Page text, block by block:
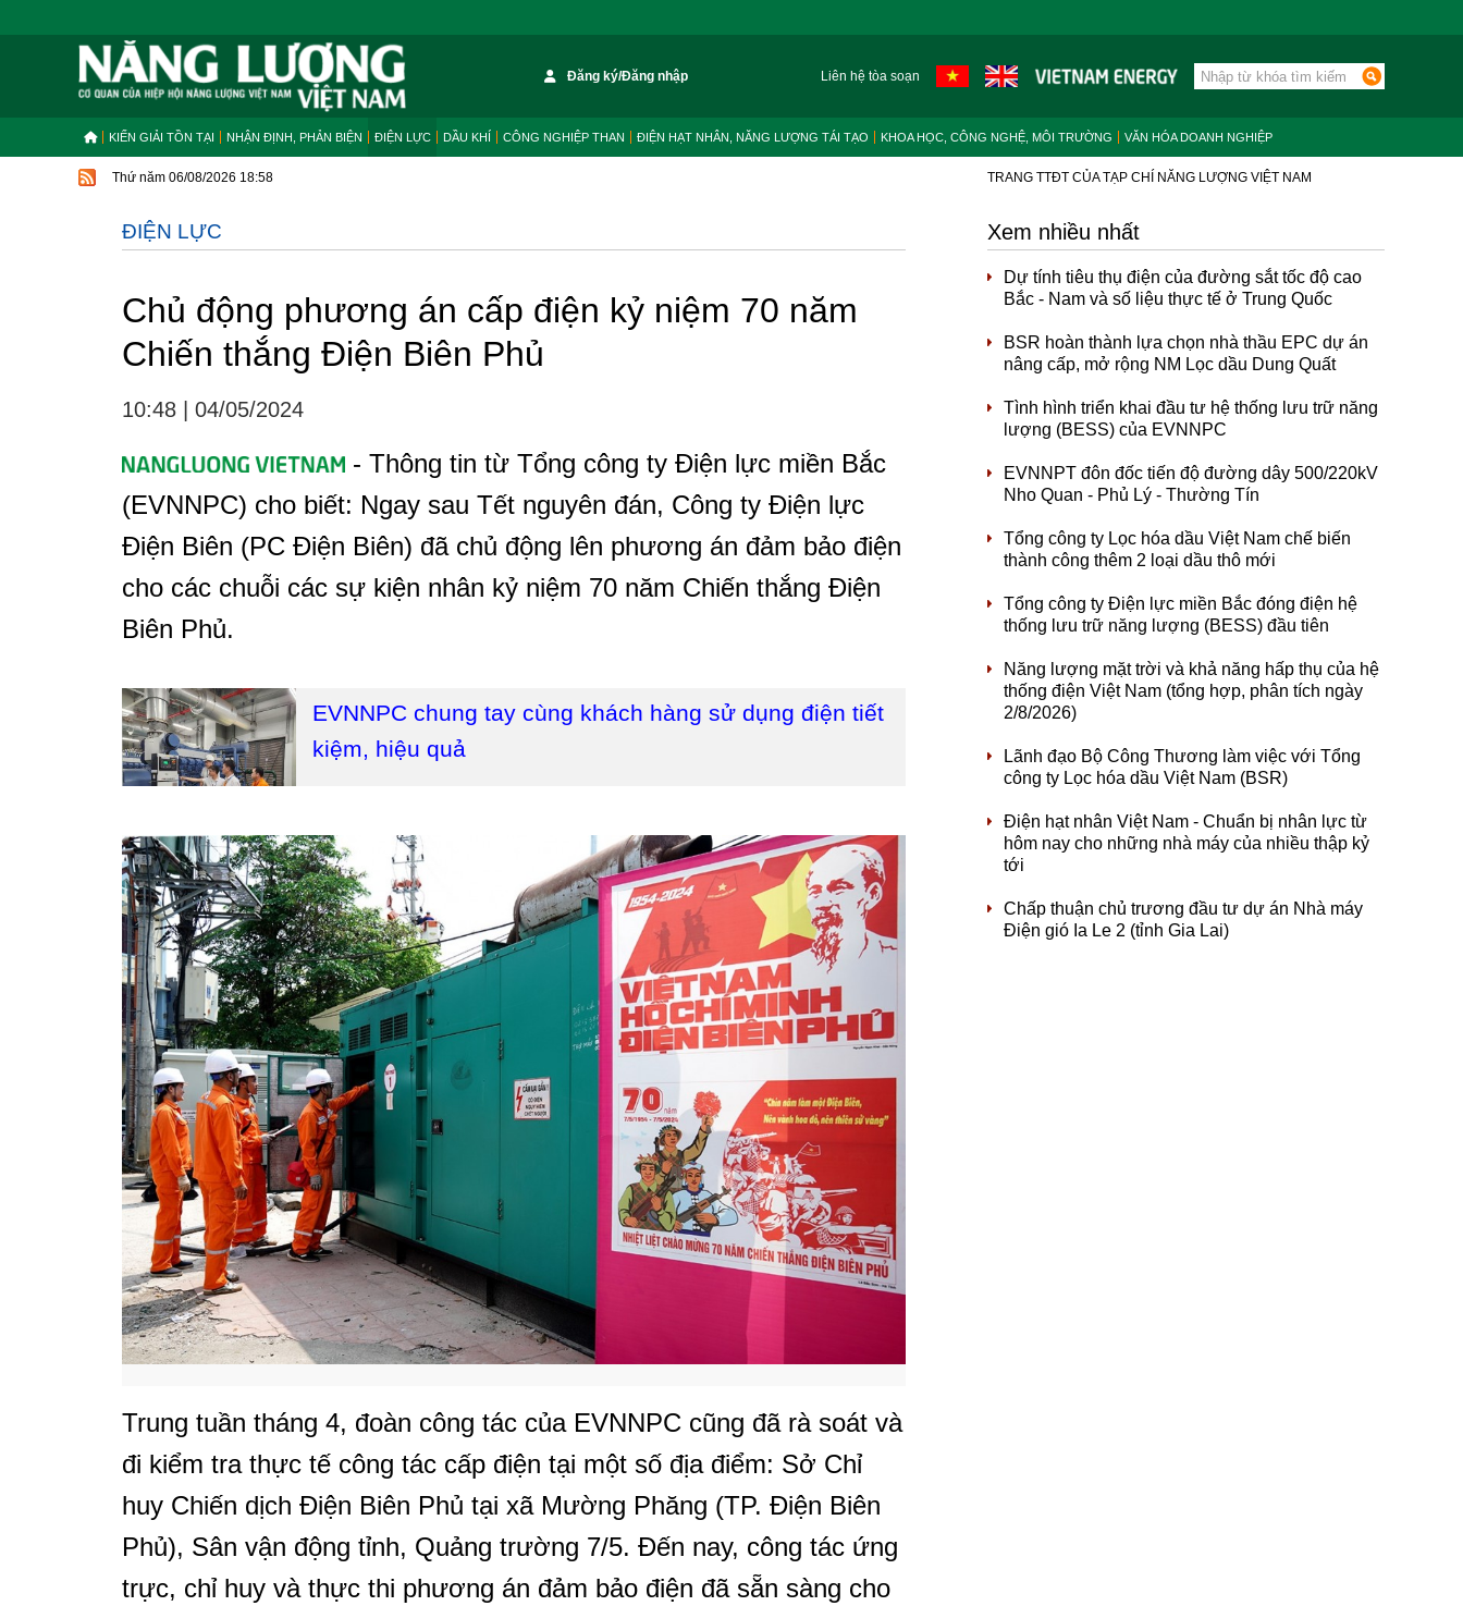
Đăng ký/Đăng nhập Liên hệ tòa soạn
KIẾN GIẢI TỒN TẠI NHẬN ĐỊNH, PHẢN BIỆN ĐIỆN LỰC DẦU KHÍ CÔNG NGHIỆP THAN ĐIỆN HẠT NHÂN, NĂNG LƯỢNG TÁI TẠO KHOA HỌC, CÔNG NGHỆ, MÔI TRƯỜNG VĂN HÓA DOANH NGHIỆP
Thứ năm 06/08/2026 18:58 TRANG TTĐT CỦA TẠP CHÍ NĂNG LƯỢNG VIỆT NAM
ĐIỆN LỰC
Chủ động phương án cấp điện kỷ niệm 70 năm
Chiến thắng Điện Biên Phủ
10:48 04/05/2024
- Thông tin từ Tổng công ty Điện lực miền Bắc
(EVNNPC) cho biết: Ngay sau Tết nguyên đán, Công ty Điện lực
Điện Biên (PC Điện Biên) đã chủ động lên phương án đảm bảo điện
cho các chuỗi các sự kiện nhân kỷ niệm 70 năm Chiến thắng Điện
Biên Phủ.
EVNNPC chung tay cùng khách hàng sử dụng điện tiết
kiệm, hiệu quả
Trung tuần tháng 4, đoàn công tác của EVNNPC cũng đã rà soát và
đi kiểm tra thực tế công tác cấp điện tại một số địa điểm: Sở Chỉ
huy Chiến dịch Điện Biên Phủ tại xã Mường Phăng (TP. Điện Biên
Phủ), Sân vận động tỉnh, Quảng trường 7/5. Đến nay, công tác ứng
trực, chỉ huy và thực thi phương án đảm bảo điện đã sẵn sàng cho
Xem nhiều nhất
Dự tính tiêu thụ điện của đường sắt tốc độ cao
Bắc - Nam và số liệu thực tế ở Trung Quốc
BSR hoàn thành lựa chọn nhà thầu EPC dự án
nâng cấp, mở rộng NM Lọc dầu Dung Quất
Tình hình triển khai đầu tư hệ thống lưu trữ năng
lượng (BESS) của EVNNPC
EVNNPT đôn đốc tiến độ đường dây 500/220kV
Nho Quan - Phủ Lý - Thường Tín
Tổng công ty Lọc hóa dầu Việt Nam chế biến
thành công thêm 2 loại dầu thô mới
Tổng công ty Điện lực miền Bắc đóng điện hệ
thống lưu trữ năng lượng (BESS) đầu tiên
Năng lượng mặt trời và khả năng hấp thụ của hệ
thống điện Việt Nam (tổng hợp, phân tích ngày
2/8/2026)
Lãnh đạo Bộ Công Thương làm việc với Tổng
công ty Lọc hóa dầu Việt Nam (BSR)
Điện hạt nhân Việt Nam - Chuẩn bị nhân lực từ
hôm nay cho những nhà máy của nhiều thập kỷ
tới
Chấp thuận chủ trương đầu tư dự án Nhà máy
Điện gió Ia Le 2 (tỉnh Gia Lai)